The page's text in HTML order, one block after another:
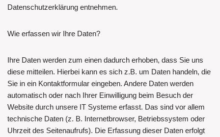
Datenschutzerklärung entnehmen.
Wie erfassen wir Ihre Daten?
Ihre Daten werden zum einen dadurch erhoben, dass Sie uns
diese mitteilen. Hierbei kann es sich z.B. um Daten handeln, die
Sie in ein Kontaktformular eingeben. Andere Daten werden
automatisch oder nach Ihrer Einwilligung beim Besuch der
Website durch unsere IT Systeme erfasst. Das sind vor allem
technische Daten (z. B. Internetbrowser, Betriebssystem oder
Uhrzeit des Seitenaufrufs). Die Erfassung dieser Daten erfolgt